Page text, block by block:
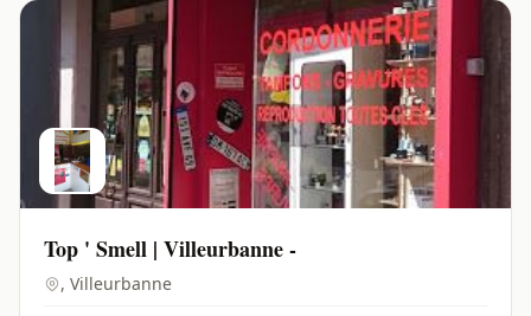
Top ' Smell | Villeurbanne -
, Villeurbanne